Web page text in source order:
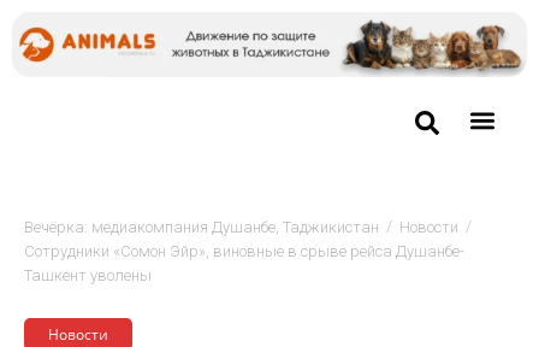
Вечёрка: медиакомпания Душанбе, Таджикистан / Новости /
Сотрудники «Сомон Эйр», виновные в срыве рейса Душанбе-
Ташкент уволены
Новости